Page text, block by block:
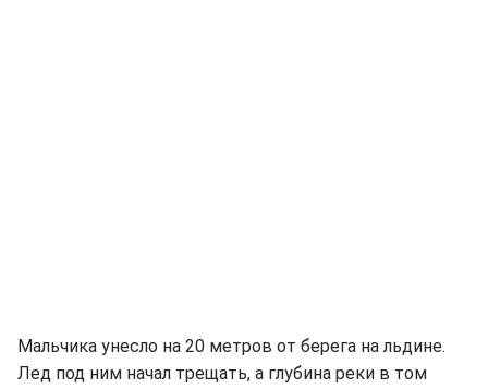
Мальчика унесло на 20 метров от берега на льдине.
Лед под ним начал трещать, а глубина реки в том